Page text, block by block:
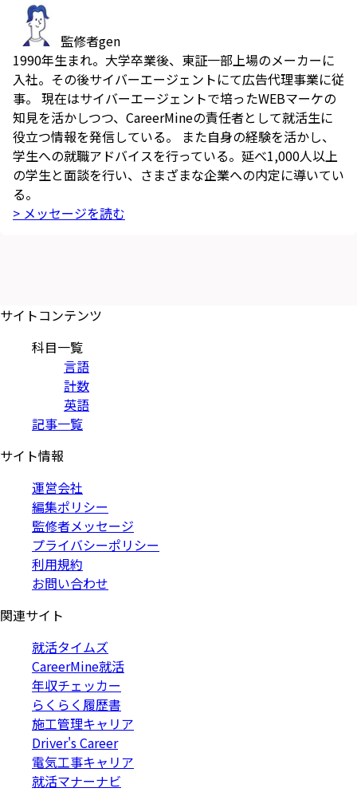
監修者gen
1990年生まれ。大学卒業後、東証一部上場のメーカーに
入社。その後サイバーエージェントにて広告代理事業に従
事。 現在はサイバーエージェントで培ったWEBマーケの
知見を活かしつつ、CareerMineの責任者として就活生に
役立つ情報を発信している。 また自身の経験を活かし、
学生への就職アドバイスを行っている。延べ1,000人以上
の学生と面談を行い、さまざまな企業への内定に導いてい
る。
> メッセージを読む
サイトコンテンツ
科目一覧
言語
計数
英語
記事一覧
サイト情報
運営会社
編集ポリシー
監修者メッセージ
プライバシーポリシー
利用規約
お問い合わせ
関連サイト
就活タイムズ
CareerMine就活
年収チェッカー
らくらく履歴書
施工管理キャリア
Driver's Career
電気工事キャリア
就活マナーナビ